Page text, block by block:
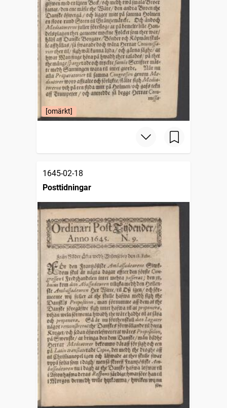
[omärkt]
1645-02-18
Posttidningar